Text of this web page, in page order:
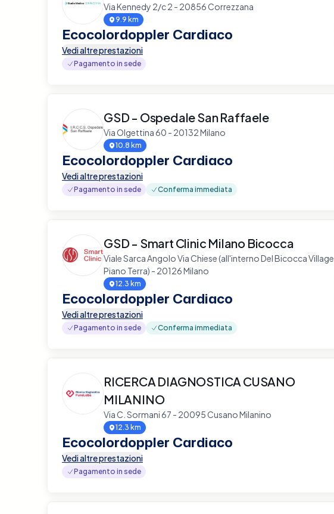
Via Kennedy 2/c 2 - 20856 Correzzana
9.9 km
Ecocolordoppler Cardiaco
Vedi altre prestazioni
Pagamento in sede
GSD - Ospedale San Raffaele
Via Olgettina 60 - 20132 Milano
10.8 km
Ecocolordoppler Cardiaco
Vedi altre prestazioni
Pagamento in sede Conferma immediata
GSD - Smart Clinic Milano Bicocca
Viale Sarca Angolo Via Chiese (all'interno Del Bicocca Village,
Piano Terra) - 20126 Milano
12.3 km
Ecocolordoppler Cardiaco
Vedi altre prestazioni
Pagamento in sede Conferma immediata
RICERCA DIAGNOSTICA CUSANO
MILANINO
Via C. Sormani 67 - 20095 Cusano Milanino
12.3 km
Ecocolordoppler Cardiaco
Vedi altre prestazioni
Pagamento in sede